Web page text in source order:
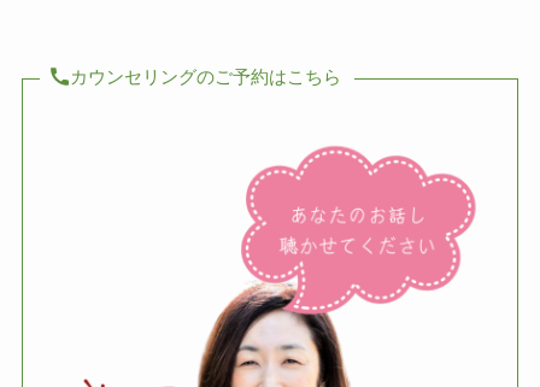
カウンセリングのご予約はこちら